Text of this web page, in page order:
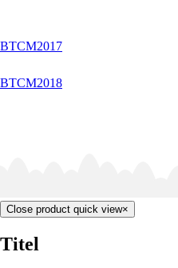
BTCM2017
BTCM2018
Close product quick view×
Titel